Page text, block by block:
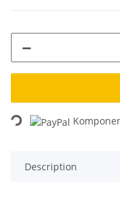
Loading...
Description